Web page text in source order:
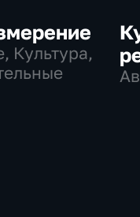
Культура,